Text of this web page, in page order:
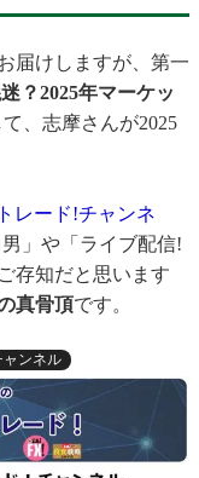
届けしますが、第一
？2025年マーケッ
て、志摩さんが2025
レード!チャンネ
」や「ライブ配信!
存知だと思います
真骨頂です。
ャンネル